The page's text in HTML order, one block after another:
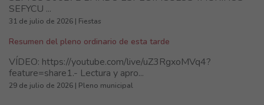
SEFYCU ...
31 de julio de 2026 | Fiestas
Resumen del pleno ordinario de esta tarde
VÍDEO: https://youtube.com/live/uZ3RgxoMVq4?
feature=share1.- Lectura y apro...
29 de julio de 2026 | Pleno municipal